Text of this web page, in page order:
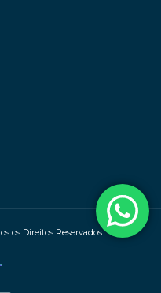
os Direitos Reservados.